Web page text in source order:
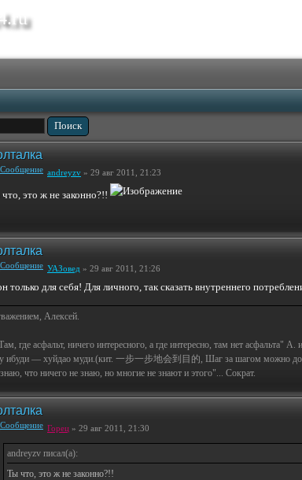
andreyzv » 29 авг 2011, 21:23
это ж не законно?!!
УАЗовед » 29 авг 2011, 21:26
только для себя! Для личного, так сказать внутреннего
Алексей.
где асфальт, ничего интересного, а где интересно, там нет асфальта"
ибуди — хуйдао муди.(кит. 一步一步地会到目的, Шаг за шагом можно
что ничего не знаю, но многие не знают и этого"... Сократ.
Горец » 29 авг 2011, 21:30
andreyzv писал(а):
Ты что, это ж не законно?!!